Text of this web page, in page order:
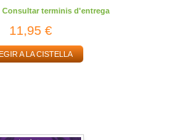
Consultar terminis d'entrega
11,95 €
A LA CISTELLA